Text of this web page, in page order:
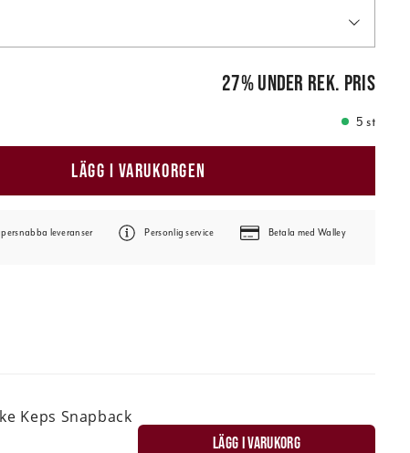
27%under rek. pris
5 st
LÄGG I VARUKORGEN
leveranser Personlig service Betala med Walley
Keps Snapback
LÄGG I VARUKORG